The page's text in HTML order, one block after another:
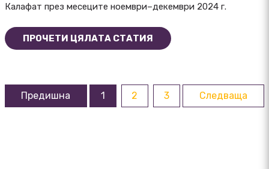
Калафат през месеците ноември–декември 2024 г.
ПРОЧЕТИ ЦЯЛАТА СТАТИЯ
Предишна 1 2 3 Следваща